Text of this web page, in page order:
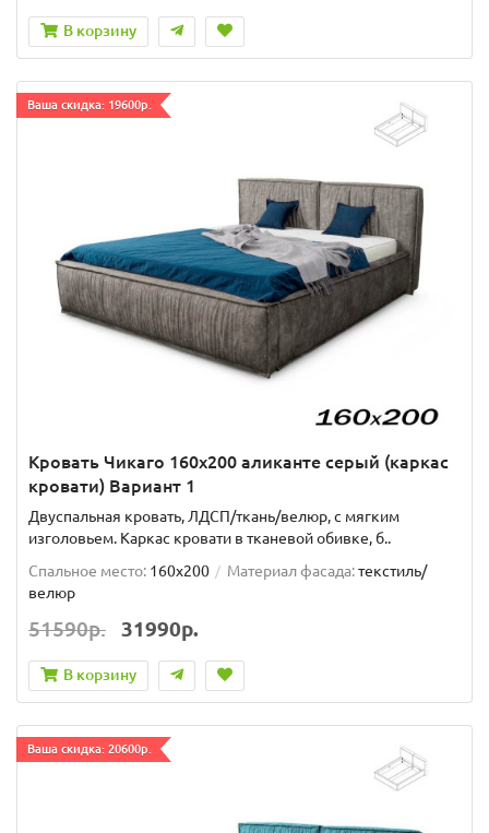
В корзину
Ваша скидка: 19600р.
Кровать Чикаго 160х200 аликанте серый (каркас
кровати) Вариант 1
Двуспальная кровать, ЛДСП/ткань/велюр, с мягким
изголовьем. Каркас кровати в тканевой обивке, б..
Спальное место: 160x200 Материал фасада:текстиль/
велюр
51590р. 31990р.
В корзину
Ваша скидка: 20600р.